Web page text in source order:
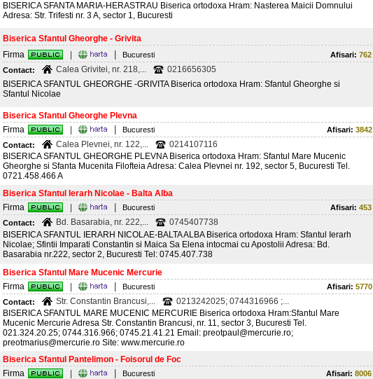
BISERICA SFANTA MARIA-HERASTRAU Biserica ortodoxa Hram: Nasterea Maicii Domnului
Adresa: Str. Trifesti nr. 3 A, sector 1, Bucuresti
Biserica Sfantul Gheorghe - Grivita
Firma
Bucuresti Afisari: 762
Contact:
Calea Grivitei, nr. 218,...
0216656305
BISERICA SFANTUL GHEORGHE -GRIVITA Biserica ortodoxa Hram: Sfantul Gheorghe si
Sfantul Nicolae
Biserica Sfantul Gheorghe Plevna
Firma
Bucuresti Afisari: 3842
Contact:
Calea Plevnei, nr. 122,...
0214107116
BISERICA SFANTUL GHEORGHE PLEVNA Biserica ortodoxa Hram: Sfantul Mare Mucenic
Gheorghe si Sfanta Mucenita Filofteia Adresa: Calea Plevnei nr. 192, sector 5, Bucuresti Tel.
0721.458.466 A
Biserica Sfantul Ierarh Nicolae - Balta Alba
Firma
Bucuresti Afisari: 453
Contact:
Bd. Basarabia, nr. 222,...
0745407738
BISERICA SFANTUL IERARH NICOLAE-BALTA ALBA Biserica ortodoxa Hram: Sfantul Ierarh
Nicolae; Sfintii Imparati Constantin si Maica Sa Elena intocmai cu Apostolii Adresa: Bd.
Basarabia nr.222, sector 2, Bucuresti Tel: 0745.407.738
Biserica Sfantul Mare Mucenic Mercurie
Firma
Bucuresti Afisari: 5770
Contact:
Str. Constantin Brancusi,...
0213242025; 0744316966 ;...
BISERICA SFANTUL MARE MUCENIC MERCURIE Biserica ortodoxa Hram:Sfantul Mare
Mucenic Mercurie Adresa Str. Constantin Brancusi, nr. 11, sector 3, Bucuresti Tel.
021.324.20.25; 0744.316.966; 0745.21.41.21 Email: preotpaul@mercurie.ro;
preotmarius@mercurie.ro Site: www.mercurie.ro
Biserica Sfantul Pantelimon - Foisorul de Foc
Firma
Bucuresti Afisari: 8006